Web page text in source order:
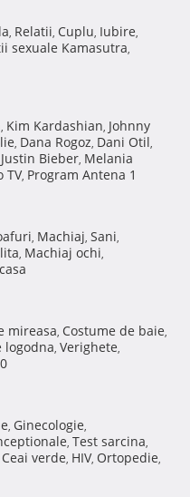
, Relatii, Cuplu, Iubire,
sexuale Kamasutra,
, Kim Kardashian, Johnny
, Dana Rogoz, Dani Otil,
Justin Bieber, Melania
TV, Program Antena 1
, Machiaj, Sani,
, Machiaj ochi,
mireasa, Costume de baie,
logodna, Verighete,
, Ginecologie,
, Test sarcina,
Ceai verde, HIV, Ortopedie,